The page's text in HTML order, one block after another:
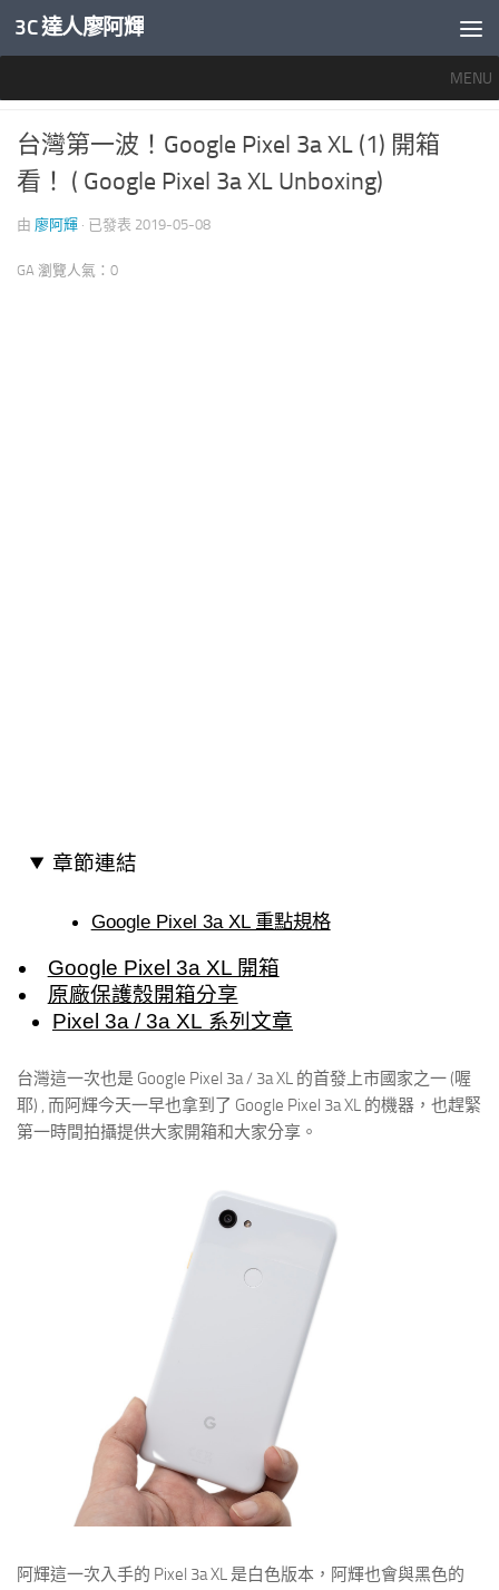
內文下方
3C 達人廖阿輝
MENU
0
台灣第一波！Google Pixel 3a XL (1) 開箱
看！ ( Google Pixel 3a XL Unboxing)
由 廖阿輝 · 已發表 2019-05-08
GA 瀏覽人氣：0
章節連結
Google Pixel 3a XL 重點規格
Google Pixel 3a XL 開箱
原廠保護殼開箱分享
Pixel 3a / 3a XL 系列文章
台灣這一次也是 Google Pixel 3a / 3a XL 的首發上市國家之一 (喔
耶) , 而阿輝今天一早也拿到了 Google Pixel 3a XL 的機器，也趕緊
第一時間拍攝提供大家開箱和大家分享。
阿輝這一次入手的 Pixel 3a XL 是白色版本，阿輝也會與黑色的